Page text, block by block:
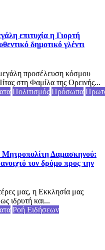
επιτυχία η Γιορτή
δημοτικό γλέντι
μεγάλη προσέλευση κόσμου
στη Φαμίλα της Ορεινής...
Πολιτισμός Πρόσωπα
Δαμασκηνού:
τον δρόμο προς την
μας, η Εκκλησία μας
ιδρυτή και...
Ροή Ειδήσεων